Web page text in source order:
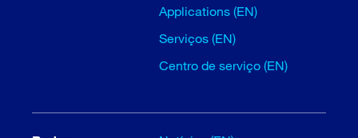
Applications (EN)
Serviços (EN)
Centro de serviço (EN)